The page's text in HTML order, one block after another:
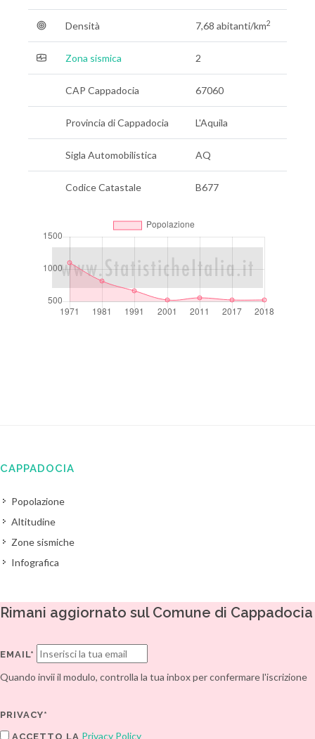
Densità 7,68 abitanti/km2
Zona sismica 2
CAP Cappadocia 67060
Provincia di Cappadocia L'Aquila
Sigla Automobilistica AQ
Codice Catastale B677
CAPPADOCIA
Popolazione
Altitudine
Zone sismiche
Infografica
Rimani aggiornato sul Comune di Cappadocia
EMAIL*
Quando invii il modulo, controlla la tua inbox per confermare l'iscrizione
PRIVACY*
ACCETTO LA Privacy Policy